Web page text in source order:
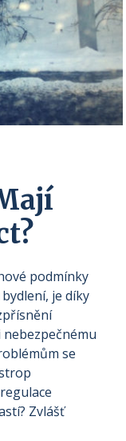
podmínky
je díky
se
Zvlášť